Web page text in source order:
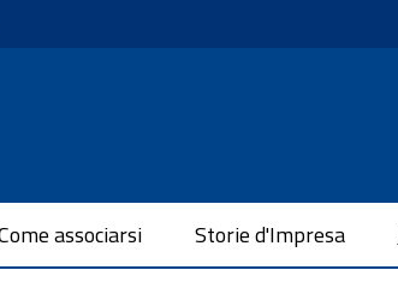
associarsi Storie d'Impresa